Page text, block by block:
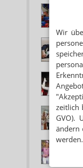
Wir
zeitlich
GVO).
ändern
EIN